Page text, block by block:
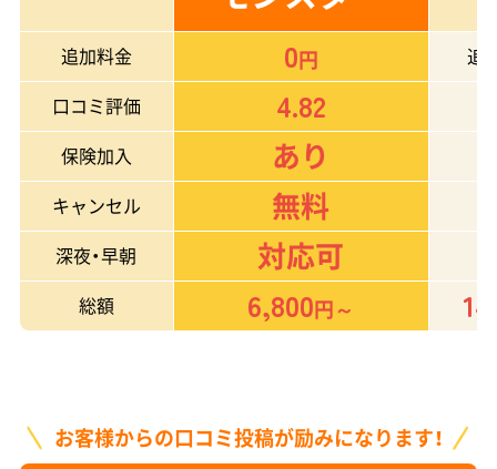
追加料金 0円
追
口コミ評価
4.82
保険加入 あり
キャンセル 無料
深夜・早朝 対応可
総額
6,800円～
お客様からの口コミ投稿が励みになります！